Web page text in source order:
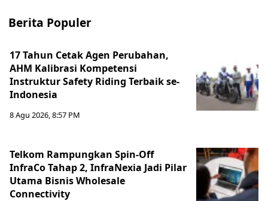
Berita Populer
17 Tahun Cetak Agen Perubahan,
AHM Kalibrasi Kompetensi
Instruktur Safety Riding Terbaik se-
Indonesia
8 Agu 2026, 8:57 PM
Telkom Rampungkan Spin-Off
InfraCo Tahap 2, InfraNexia Jadi Pilar
Utama Bisnis Wholesale
Connectivity